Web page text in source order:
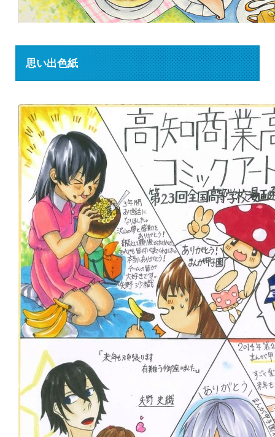
思い出色紙